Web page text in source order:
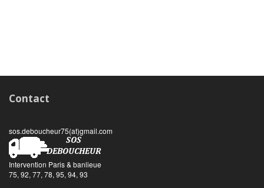
Contact
sos.deboucheur75(at)gmail.com
Intervention Paris & banlieue
75, 92, 77, 78, 95, 94, 93